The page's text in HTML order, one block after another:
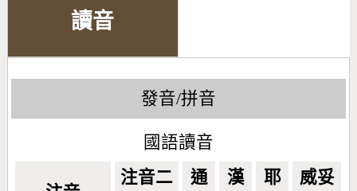
讀音
發音/拼音
國語讀音
注音二 通 漢 耶 威妥